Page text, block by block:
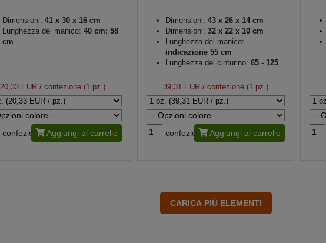
Dimensioni: 41 x 30 x 16 cm
Lunghezza del manico: 40 cm; 58
cm
20,33 EUR/ confezione (1 pz.)
confezione Aggiungi al carrello
Dimensioni: 43 x 26 x 14 cm
Dimensioni: 32 x 22 x 10 cm
Lunghezza del manico:
indicazione 55 cm
Lunghezza del cinturino: 65 - 125
39,31 EUR/ confezione (1 pz.)
confezione Aggiungi al carrello